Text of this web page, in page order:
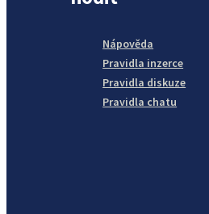
Nápověda
Pravidla inzerce
Pravidla diskuze
Pravidla chatu